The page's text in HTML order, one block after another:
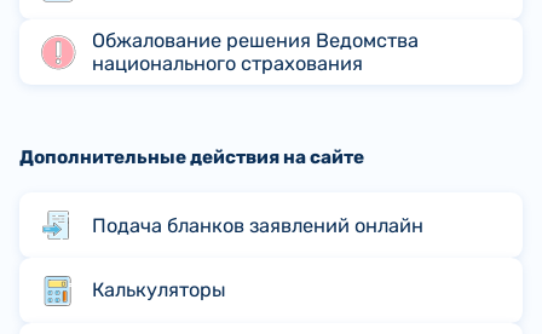
Обжалование решения Ведомства
национального страхования
Дополнительные действия на сайте
Подача бланков заявлений онлайн
Калькуляторы